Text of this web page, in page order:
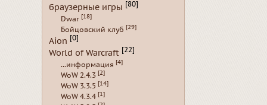
браузерные игры [80]
Dwar [18]
Бойцовский клуб [29]
Aion [0]
World of Warcraft [22]
...информация [4]
WoW 2.4.3 [2]
WoW 3.3.5 [14]
WoW 4.3.4 [1]